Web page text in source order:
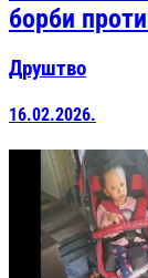
борби
Друштво
16.02.2026.